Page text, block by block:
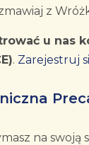
z
u nas
. Zarejestruj
na